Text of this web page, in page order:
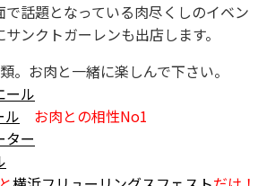
で話題となっている肉尽くしのイベン
ンクトガーレンも出店します。
。お肉と一緒に楽しんで下さい。
ール
ル
お肉との相性No1
ター